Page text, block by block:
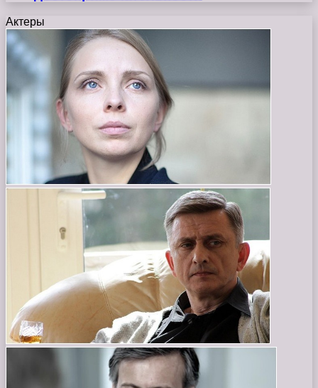
Актеры